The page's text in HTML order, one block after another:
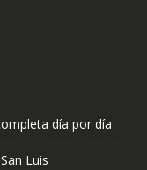
día por día
Luis